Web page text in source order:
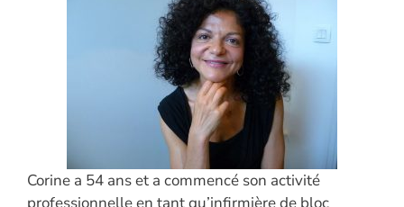
Corine a 54 ans et a commencé son activité
professionnelle en tant qu’infirmière de bloc